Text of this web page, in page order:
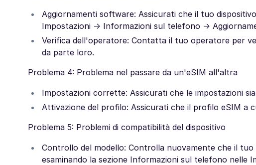
Aggiornamenti software: Assicurati che il tuo
Impostazioni → Informazioni sul telefono →
Verifica dell'operatore: Contatta il tuo operatore per
da parte loro.
Problema 4: Problema nel passare da un'eSIM all'altra
Impostazioni corrette: Assicurati che le impostazioni
Attivazione del profilo: Assicurati che il profilo eSIM a
Problema 5: Problemi di compatibilità del dispositivo
Controllo del modello: Controlla nuovamente che il
esaminando la sezione Informazioni sul telefono nelle